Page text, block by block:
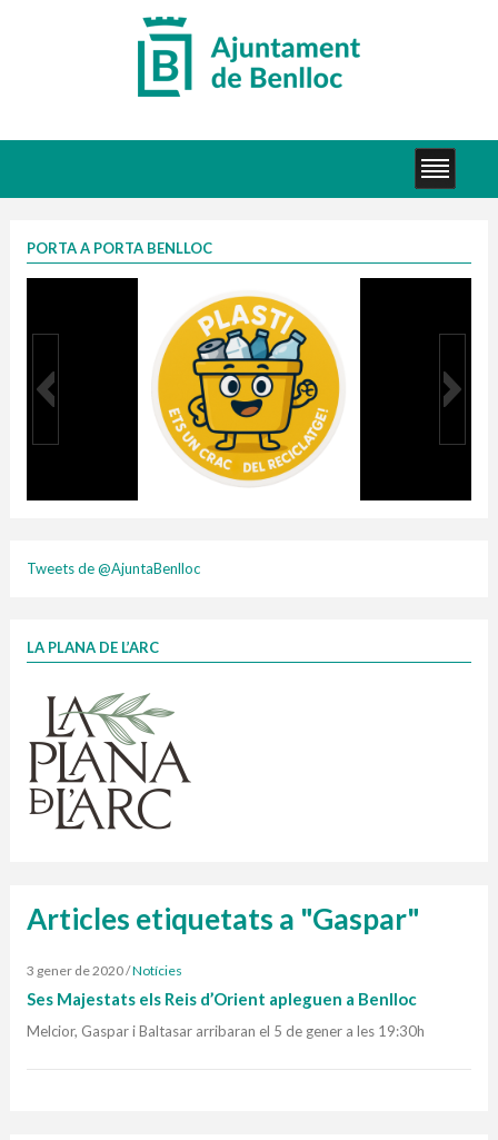
PORTA A PORTA BENLLOC
1 contenidors intel·ligents
Finançat per la Unió Europea – NextGenerationEU
Tweets de @AjuntaBenlloc
LA PLANA DE L’ARC
Articles etiquetats a "Gaspar"
3 gener de 2020/Notícies
Ses Majestats els Reis d’Orient apleguen a Benlloc
Melcior, Gaspar i Baltasar arribaran el 5 de gener a les 19:30h